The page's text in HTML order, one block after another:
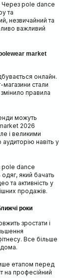
Через pole dance
та
незвичайний та
важливий
market
онлайн.
магазини стали
правила
можуть
2026
і великими
навіть у
pole dance
який бачать
та активність у
продажів.
роки
зростати і
Все більше
етапом перед
на професійний